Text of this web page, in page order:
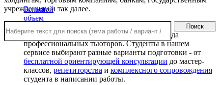
Большой
объем
За решение Вашей проблемы берётся команда
профессиональных тьюторов. Студенты в нашем
сервисе выбирают разные варианты подготовки - от
бесплатной ориентирующей консультации до мастер-
классов, репетиторства и комплексного сопровождения
студента в написании работы.
учреждениям и так далее.
Поиск